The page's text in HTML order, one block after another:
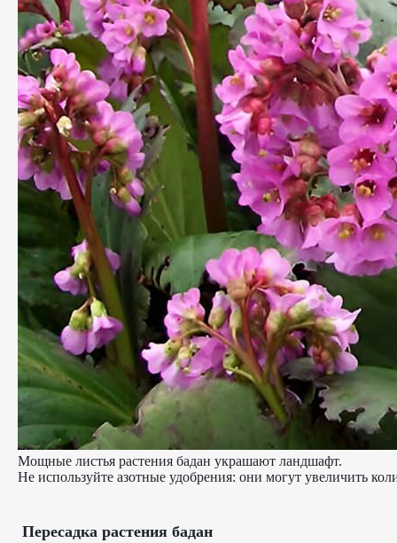
Мощные листья растения бадан украшают ландшафт.
Не используйте азотные удобрения: они могут увеличить
Пересадка растения бадан